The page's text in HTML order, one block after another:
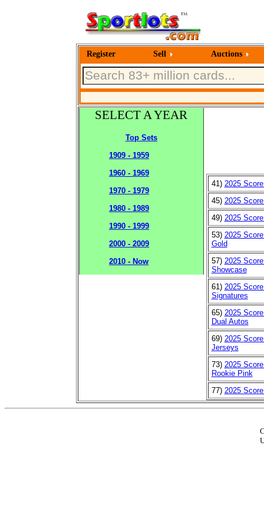
Register Sell Auctions
SELECT A YEAR
Top Sets
1909 - 1959
1960 - 1969
1970 - 1979
1980 - 1989
1990 - 1999
2000 - 2009
2010 - Now
41) 2025
45) 2025
49) 2025
53) 2025
Gold
57) 2025
Showcase
61) 2025
Signatures
65) 2025
Dual Autos
69) 2025
Jerseys
73) 2025
Rookie Pink
77) 2025